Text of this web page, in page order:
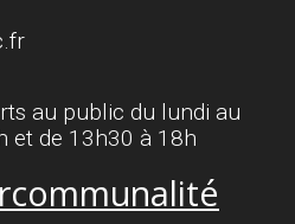
au public du lundi au
et de 13h30 à 18h